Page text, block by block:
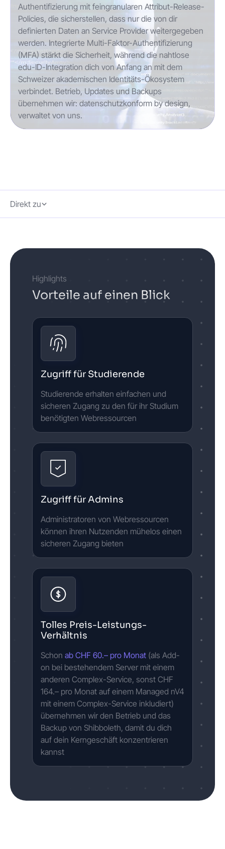
Authentifizierung mit feingranularen Attribut-Release-
Policies, die sicherstellen, dass nur die von dir
definierten Daten an Service Provider weitergegeben
werden. Integrierte Multi-Faktor-Authentifizierung
(MFA) stärkt die Sicherheit, während die nahtlose
edu-ID-Integration dich von Anfang an mit dem
Schweizer akademischen Identitäts-Ökosystem
verbindet. Betrieb, Updates und Backups
übernehmen wir: datenschutzkonform by design,
verwaltet von uns.
Direkt zu
Highlights
Vorteile auf einen Blick
Zugriff für Studierende
Studierende erhalten einfachen und
sicheren Zugang zu den für ihr Studium
benötigten Webressourcen
Zugriff für Admins
Administratoren von Webressourcen
können ihren Nutzenden mühelos einen
sicheren Zugang bieten
Tolles Preis-Leistungs-
Verhältnis
Schon ab CHF 60.– pro Monat (als Add-
on bei bestehendem Server mit einem
anderen Complex-Service, sonst CHF
164.– pro Monat auf einem Managed nV4
mit einem Complex-Service inkludiert)
übernehmen wir den Betrieb und das
Backup von Shibboleth, damit du dich
auf dein Kerngeschäft konzentrieren
kannst